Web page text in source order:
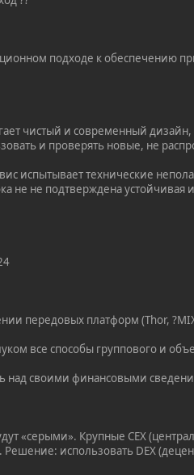
подходе к обеспечению
чистый и современный
и проверять новые, не
испытывает технические
не не подтверждена
передовых платформ (Thor,
все способы группового и
над своими финансовыми
«серыми». Крупные CEX
Решение: использовать DEX